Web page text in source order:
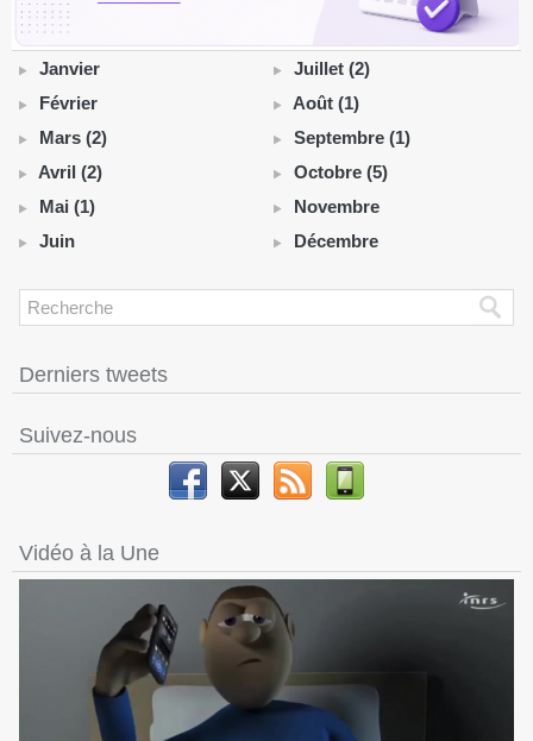
Janvier
Février
Mars (2)
Avril (2)
Mai (1)
Juin
Juillet (2)
Août (1)
Septembre (1)
Octobre (5)
Novembre
Décembre
Derniers tweets
Suivez-nous
Vidéo à la Une